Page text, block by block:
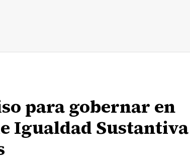
para gobernar en
Igualdad